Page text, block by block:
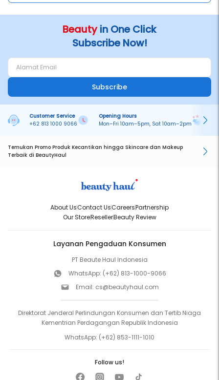
Beautyin One Click
Subscribe Now!
Subscribe
Customer Service
+62 813 1000 9066
Opening Hours
Mon–Fri 10am–5pm, Sat 10am–2pm
Temukan Promo Produk Kecantikan hingga Skincare dan Makeup
Terbaik di BeautyHaul
About UsContact UsCareersPartnership
Our StoreResellerBeauty Review
Layanan Pengaduan Konsumen
PT Beaute Haul Indonesia
WhatsApp: (+62) 813-1000-9066
Email: cs@beautyhaul.com
Direktorat Jenderal Perlindungan Konsumen dan Tertib Niaga
Kementrian Perdagangan Republik Indonesia
WhatsApp: (+62) 853-1111-1010
Follow us!